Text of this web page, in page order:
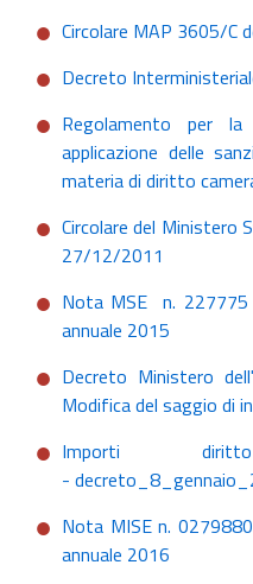
Circolare MAP 3605/C
Decreto
Regolamento per
applicazione delle
materia di diritto
Circolare del Ministero
27/12/2011
Nota MSE n.
annuale 2015
Decreto Ministero
Modifica del saggio di
Importi
-
Nota MISE n.
annuale 2016